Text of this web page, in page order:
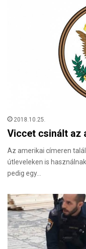
2018.10.25.
Viccet csinált az
Az amerikai címeren
útleveleken is
pedig egy…